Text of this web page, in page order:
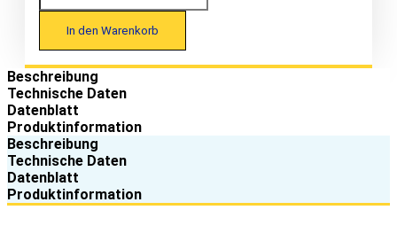
In den Warenkorb
Beschreibung
Technische Daten
Datenblatt
Produktinformation
Beschreibung
Technische Daten
Datenblatt
Produktinformation